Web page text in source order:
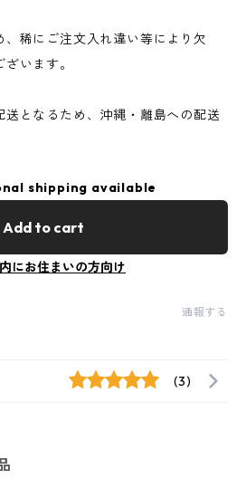
稀にご注文入れ違い等により欠
います。
となるため、沖縄・離島への配送
shipping available
Add to cart
にお住まいの方向け
通報する
(3)